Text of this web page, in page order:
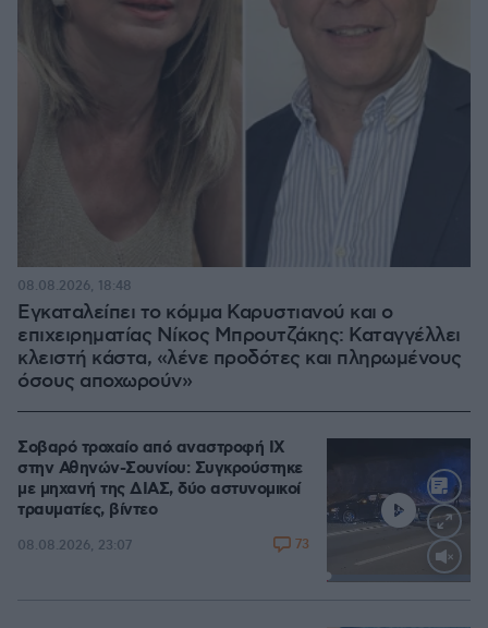
Εγκαταλείπει το κόμμα Καρυστιανού και ο
επιχειρηματίας Νίκος Μπρουτζάκης: Καταγγέλλει
κλειστή κάστα, «λένε προδότες και πληρωμένους
όσους αποχωρούν»
08.08.2026, 18:48
Σοβαρό τροχαίο από αναστροφή ΙΧ
στην Αθηνών-Σουνίου: Συγκρούστηκε
με μηχανή της ΔΙΑΣ, δύο αστυνομικοί
τραυματίες, βίντεο
08.08.2026, 23:07 73